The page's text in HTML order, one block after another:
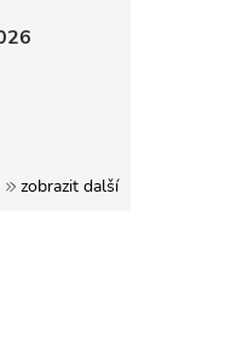
zobrazit další